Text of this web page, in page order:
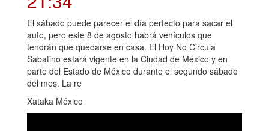
El sábado puede parecer el día perfecto para sacar el
auto, pero este 8 de agosto habrá vehículos que
tendrán que quedarse en casa. El Hoy No Circula
Sabatino estará vigente en la Ciudad de México y en
parte del Estado de México durante el segundo sábado
del mes. La re
Xataka México